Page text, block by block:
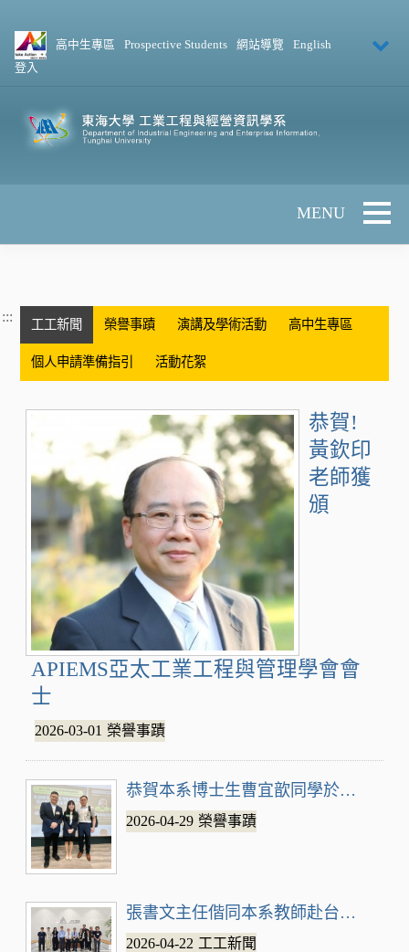
高中生專區 Prospective Students 網站導覽
English
登入
Toggle
::: 工工新聞 榮譽事蹟 演講及學術活動 高中生專區
個人申請準備指引 活動花絮
恭賀!
黃欽印
老師獲
頒
APIEMS亞太工業工程與管理學會會
士
2026-03-01 榮譽事蹟
恭賀本系博士生曹宜歆同學於第24屆
2026-04-29 榮譽事蹟
張書文主任偕同本系教師赴台達電台
2026-04-22 工工新聞